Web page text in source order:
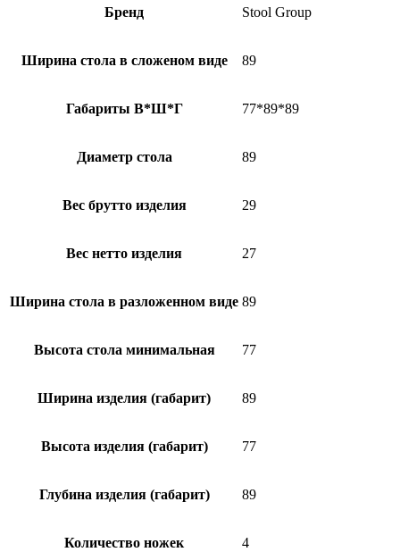
Бренд Stool Group
Ширина стола в сложеном виде 89
Габариты В*Ш*Г 77*89*89
Диаметр стола 89
Вес брутто изделия 29
Вес нетто изделия 27
Ширина стола в разложенном виде 89
Высота стола минимальная 77
Ширина изделия (габарит) 89
Высота изделия (габарит) 77
Глубина изделия (габарит) 89
Количество ножек 4